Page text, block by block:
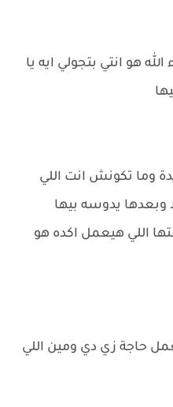
هو انتي بتجولي ايه يا
وما تكونش انت اللي
وبعدها يدوسه بيها
اللي هيعمل اكده هو
حاجة زي دي ومين اللي